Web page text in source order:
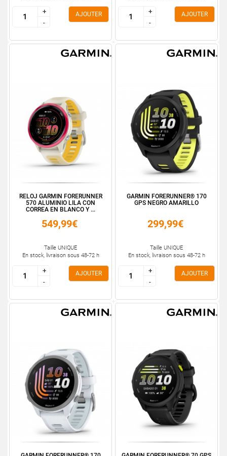
+
-
+
-
AJOUTER
+
-
+
-
AJOUTER
RELOJ GARMIN FORERUNNER
570 ALUMINIO LILA CON
CORREA EN BLANCO Y ...
549,99€
Taille UNIQUE
En stock, livraison sous 48-72 h
+
-
+
-
AJOUTER
GARMIN FORERUNNER® 170
GPS NEGRO AMARILLO
299,99€
Taille UNIQUE
En stock, livraison sous 48-72 h
+
-
+
-
AJOUTER